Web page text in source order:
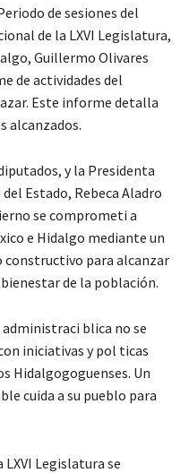
de sesiones del
de la LXVI Legislatura,
Guillermo Olivares
de actividades del
Este informe detalla
alcanzados.
y la Presidenta
Estado, Rebeca Aladro
se comprometi a
e Hidalgo mediante un
constructivo para alcanzar
de la población.
blica no se
iniciativas y pol ticas
Hidalgogoguenses. Un
cuida a su pueblo para
LXVI Legislatura se